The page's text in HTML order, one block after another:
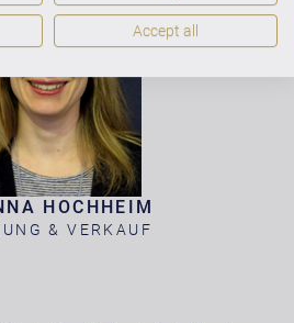
HOCHHEIM
& VERKAUF
Accept all